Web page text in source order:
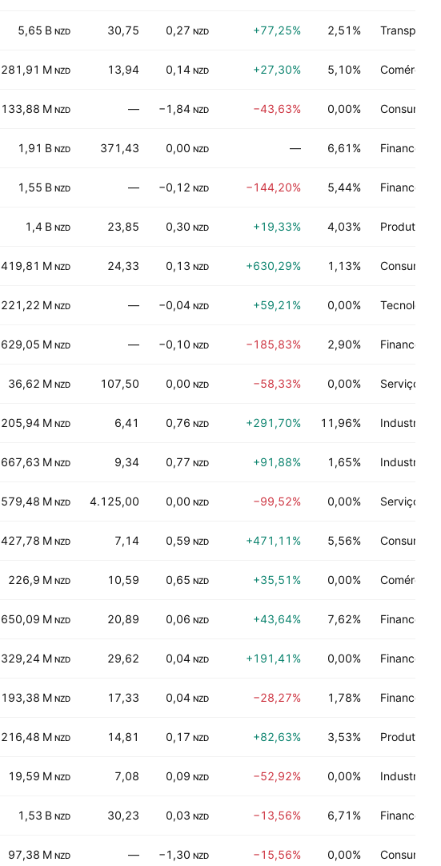
5,65 B NZD 30,75 0,27 NZD +77,25% 2,51%
281,91 M NZD 13,94 0,14 NZD +27,30% 5,10% Comércio
133,88 M NZD — −1,84 NZD −43,63% 0,00% Consumo
1,91 B NZD 371,43 0,00 NZD — 6,61% Financeiro
1,55 B NZD — −0,12 NZD −144,20% 5,44% Financeiro
1,4 B NZD 23,85 0,30 NZD +19,33% 4,03% Produtor
419,81 M NZD 24,33 0,13 NZD +630,29% 1,13% Consumo
221,22 M NZD — −0,04 NZD +59,21% 0,00% Tecnologia
629,05 M NZD — −0,10 NZD −185,83% 2,90% Financeiro
36,62 M NZD 107,50 0,00 NZD −58,33% 0,00% Serviços
205,94 M NZD 6,41 0,76 NZD +291,70% 11,96% Industrias
667,63 M NZD 9,34 0,77 NZD +91,88% 1,65% Industrias
579,48 M NZD 4.125,00 0,00 NZD −99,52% 0,00% Serviços
427,78 M NZD 7,14 0,59 NZD +471,11% 5,56% Consumo
226,9 M NZD 10,59 0,65 NZD +35,51% 0,00% Comércio
650,09 M NZD 20,89 0,06 NZD +43,64% 7,62% Financeiro
329,24 M NZD 29,62 0,04 NZD +191,41% 0,00% Financeiro
193,38 M NZD 17,33 0,04 NZD −28,27% 1,78% Financeiro
216,48 M NZD 14,81 0,17 NZD +82,63% 3,53% Produtor
19,59 M NZD 7,08 0,09 NZD −52,92% 0,00% Industrias
1,53 B NZD 30,23 0,03 NZD −13,56% 6,71% Financeiro
97,38 M NZD — −1,30 NZD −15,56% 0,00% Consumo